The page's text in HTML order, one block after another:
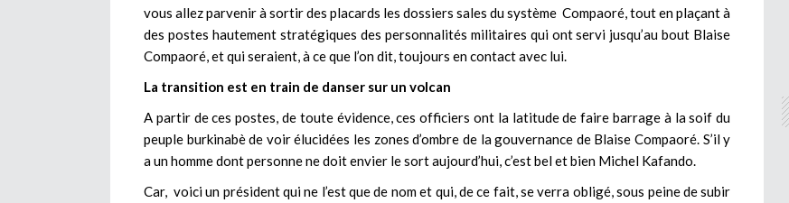
vous allez parvenir à sortir des placards les dossiers sales du système Compaoré, tout en plaçant à
des postes hautement stratégiques des personnalités militaires qui ont servi jusqu’au bout Blaise
Compaoré, et qui seraient, à ce que l’on dit, toujours en contact avec lui.
La transition est en train de danser sur un volcan
A partir de ces postes, de toute évidence, ces officiers ont la latitude de faire barrage à la soif du
peuple burkinabè de voir élucidées les zones d’ombre de la gouvernance de Blaise Compaoré. S’il y
a un homme dont personne ne doit envier le sort aujourd’hui, c’est bel et bien Michel Kafando.
Car, voici un président qui ne l’est que de nom et qui, de ce fait, se verra obligé, sous peine de subir